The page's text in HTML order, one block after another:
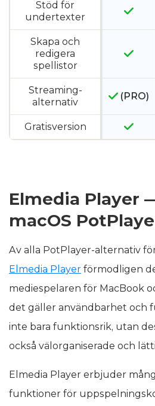
Stöd för
undertexter
Skapa och
redigera
spellistor
Streaming-
alternativ
(PRO)
Gratisversion
Elmedia Player
macOS
Av alla PotPlayer-alternativ
Elmedia Player förmodligen
mediespelaren för MacBook
det gäller användbarhet och
inte bara funktionsrik, utan
också välorganiserade och
Elmedia Player erbjuder
funktioner för